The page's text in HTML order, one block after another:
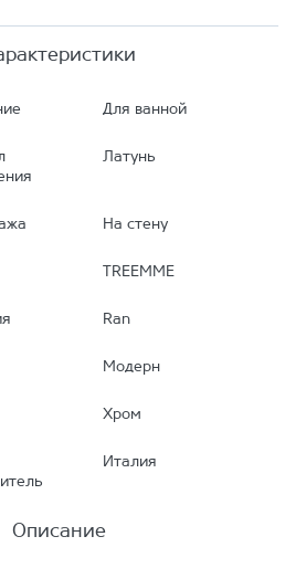
Для ванной
Латунь
На стену
TREEMME
Ran
Модерн
Хром
Италия
Описание